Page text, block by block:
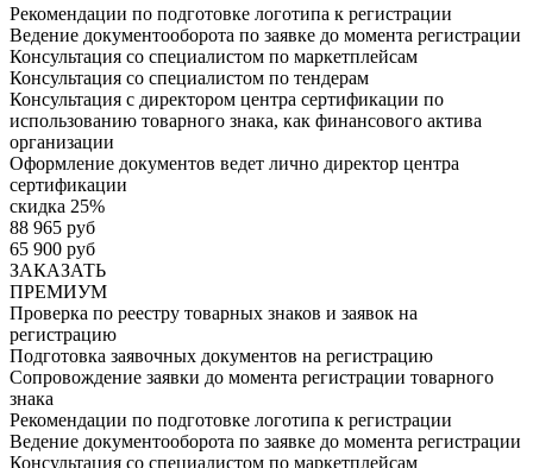
Рекомендации по подготовке логотипа к регистрации
Ведение документооборота по заявке до момента регистрации
Консультация со специалистом по маркетплейсам
Консультация со специалистом по тендерам
Консультация с директором центра сертификации по
использованию товарного знака, как финансового актива
организации
Оформление документов ведет лично директор центра
сертификации
скидка 25%
88 965 руб
65 900 руб
ЗАКАЗАТЬ
ПРЕМИУМ
Проверка по реестру товарных знаков и заявок на
регистрацию
Подготовка заявочных документов на регистрацию
Сопровождение заявки до момента регистрации товарного
знака
Рекомендации по подготовке логотипа к регистрации
Ведение документооборота по заявке до момента регистрации
Консультация со специалистом по маркетплейсам